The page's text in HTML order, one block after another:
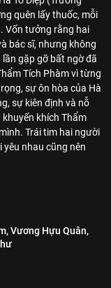
quên lấy thuốc, mỗi
Vốn tưởng rằng hai
bác sĩ, nhưng không
gặp gỡ bất ngờ đã
Tích Phàm vì từng
sự ôn hòa của Hà
sự kiên định và nỗ
khích Thẩm
Trái tim hai người
nhau cũng nên
Vương Hựu Quân,